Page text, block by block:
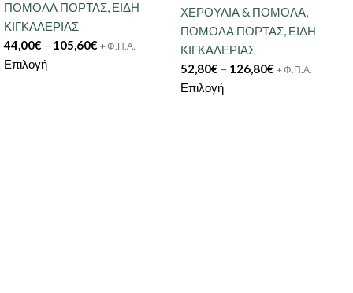
ΠΟΜΟΛΑ ΠΟΡΤΑΣ, ΕΙΔΗ
ΚΙΓΚΑΛΕΡΙΑΣ
44,00€ – 105,60€ + Φ.Π.Α.
Επιλογή
ΧΕΡΟΥΛΙΑ & ΠΟΜΟΛΑ,
ΠΟΜΟΛΑ ΠΟΡΤΑΣ, ΕΙΔΗ
ΚΙΓΚΑΛΕΡΙΑΣ
52,80€ – 126,80€ + Φ.Π.Α.
Επιλογή